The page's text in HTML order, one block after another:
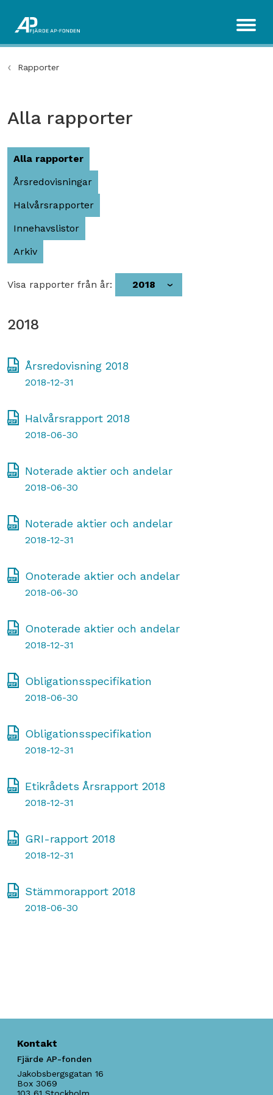
Rapporter
Alla rapporter
Alla rapporter
Årsredovisningar
Halvårsrapporter
Innehavslistor
Arkiv
Visa rapporter från år: 2018
2018
Årsredovisning 2018
2018-12-31
Halvårsrapport 2018
2018-06-30
Noterade aktier och andelar
2018-06-30
Noterade aktier och andelar
2018-12-31
Onoterade aktier och andelar
2018-06-30
Onoterade aktier och andelar
2018-12-31
Obligationsspecifikation
2018-06-30
Obligationsspecifikation
2018-12-31
Etikrådets Årsrapport 2018
2018-12-31
GRI-rapport 2018
2018-12-31
Stämmorapport 2018
2018-06-30
Kontakt
Fjärde AP-fonden
Jakobsbergsgatan 16
Box 3069